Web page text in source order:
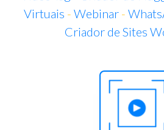
Virtuais - Webinar -
Criador de Sites